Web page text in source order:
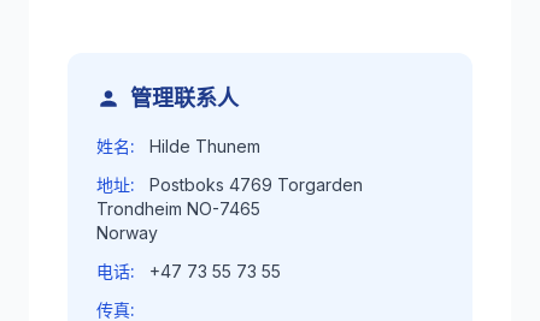
管理联系人
姓名:
Hilde Thunem
地址:
Postboks 4769 Torgarden
Trondheim NO-7465
Norway
电话:
+47 73 55 73 55
传真: